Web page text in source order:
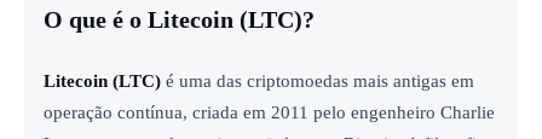
O que é o Litecoin (LTC)?
Litecoin (LTC) é uma das criptomoedas mais antigas em
operação contínua, criada em 2011 pelo engenheiro Charlie